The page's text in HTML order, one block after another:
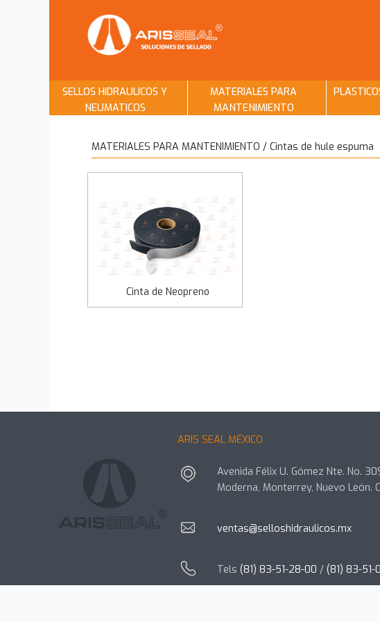
SELLOS HIDRAULICOS Y
NEUMATICOS
MATERIALES PARA
MANTENIMIENTO
MATERIALES PARA MANTENIMIENTO / Cintas de hule espuma
Cinta de Neopreno
ARIS SEAL MÉXICO
Avenida Félix U. Gómez Nte. No.
Moderna, Monterrey, Nuevo León.
ventas@selloshidraulicos.mx
Tels (81) 83-51-28-00 / (81) 83-51-